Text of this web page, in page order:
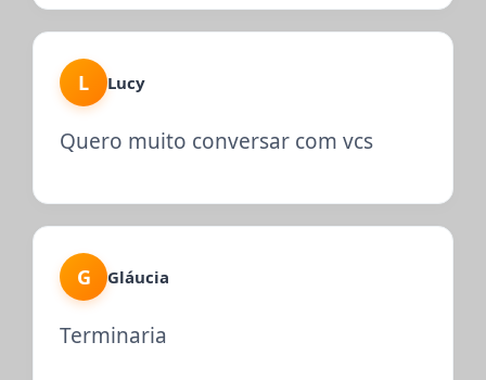
L Lucy
Quero muito conversar com vcs
G Gláucia
Terminaria